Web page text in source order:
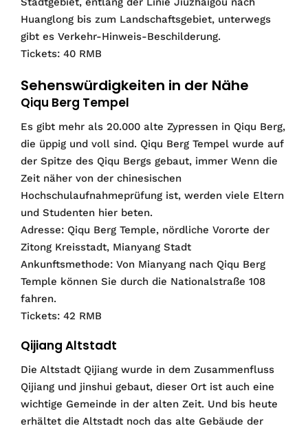
Huanglong bis zum Landschaftsgebiet, unterwegs
gibt es Verkehr-Hinweis-Beschilderung.
Tickets: 40 RMB
Sehenswürdigkeiten in der Nähe
Qiqu Berg Tempel
Es gibt mehr als 20.000 alte Zypressen in Qiqu Berg,
die üppig und voll sind. Qiqu Berg Tempel wurde auf
der Spitze des Qiqu Bergs gebaut, immer Wenn die
Zeit näher von der chinesischen
Hochschulaufnahmeprüfung ist, werden viele Eltern
und Studenten hier beten.
Adresse: Qiqu Berg Temple, nördliche Vororte der
Zitong Kreisstadt, Mianyang Stadt
Ankunftsmethode: Von Mianyang nach Qiqu Berg
Temple können Sie durch die Nationalstraße 108
fahren.
Tickets: 42 RMB
Qijiang Altstadt
Die Altstadt Qijiang wurde in dem Zusammenfluss
Qijiang und jinshui gebaut, dieser Ort ist auch eine
wichtige Gemeinde in der alten Zeit. Und bis heute
erhältet die Altstadt noch das alte Gebäude der